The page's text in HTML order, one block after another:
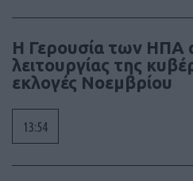
Η Γερουσία των ΗΠΑ
λειτουργίας της
εκλογές Νοεμβρίου
13:54